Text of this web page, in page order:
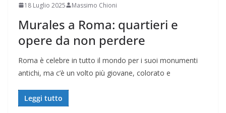
18 Luglio 2025 Massimo Chioni
Murales a Roma: quartieri e
opere da non perdere
Roma è celebre in tutto il mondo per i suoi monumenti
antichi, ma c’è un volto più giovane, colorato e
Leggi tutto